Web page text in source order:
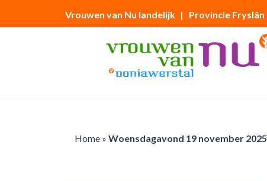
Vrouwen van Nu landelijk | Provincie Fryslân
Home» Woensdagavond 19 november 2025